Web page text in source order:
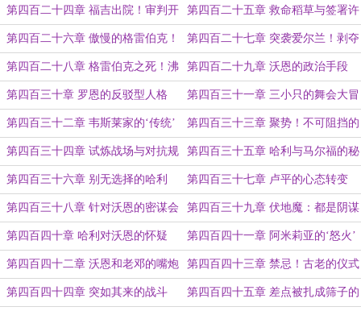
第四百二十四章 福吉出院！审判开
庭！
第四百二十五章 救命稻草与签署许
可
第四百二十六章 傲慢的格雷伯克！ 第四百二十七章 突袭爱尔兰！剥夺
感官！
第四百二十八章 格雷伯克之死！沸
腾的礼堂！
第四百二十九章 沃恩的政治手段
第四百三十章 罗恩的反驳型人格 第四百三十一章 三小只的舞会大冒
险
第四百三十二章 韦斯莱家的‘传统’ 第四百三十三章 聚势！不可阻挡的
狂风！
第四百三十四章 试炼战场与对抗规
则
第四百三十五章 哈利与马尔福的秘
密接头
第四百三十六章 别无选择的哈利 第四百三十七章 卢平的心态转变
第四百三十八章 针对沃恩的密谋会
议
第四百三十九章 伏地魔：都是阴谋
诡谲之辈！
第四百四十章 哈利对沃恩的怀疑 第四百四十一章 阿米莉亚的‘怒火’
第四百四十二章 沃恩和老邓的嘴炮
日常
第四百四十三章 禁忌！古老的仪式
魔法！
第四百四十四章 突如其来的战斗 第四百四十五章 差点被扎成筛子的